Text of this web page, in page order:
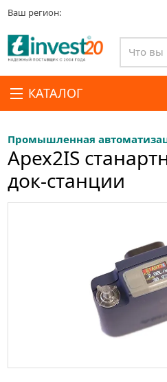
Ваш регион:
КАТАЛОГ
Промышленная
Apex2IS
док-станции